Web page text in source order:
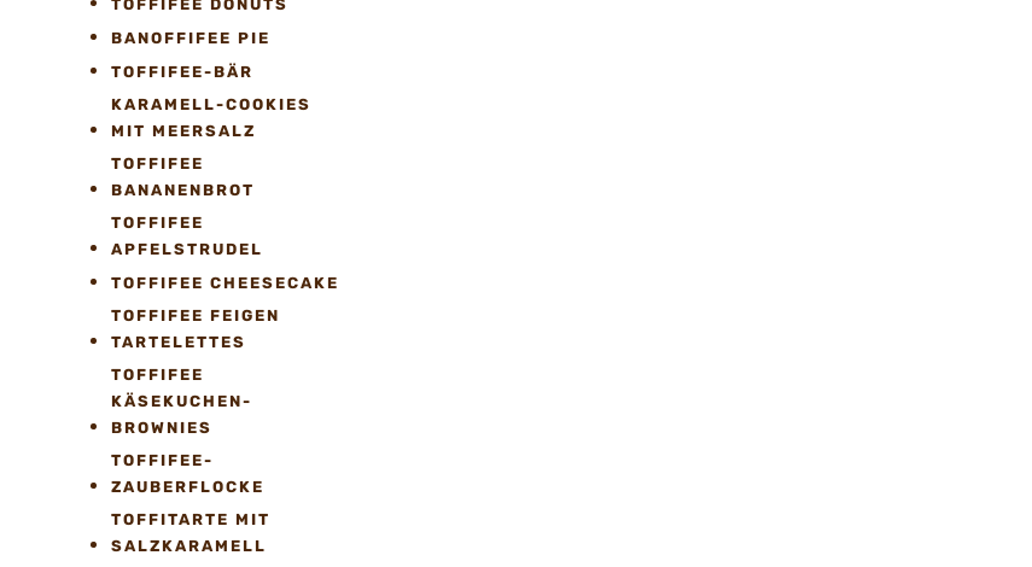
TOFFIFEE DONUTS
BANOFFIFEE PIE
TOFFIFEE-BÄR
KARAMELL-COOKIES
MIT MEERSALZ
TOFFIFEE
BANANENBROT
TOFFIFEE
APFELSTRUDEL
TOFFIFEE CHEESECAKE
TOFFIFEE FEIGEN
TARTELETTES
TOFFIFEE
KÄSEKUCHEN-
BROWNIES
TOFFIFEE-
ZAUBERFLOCKE
TOFFITARTE MIT
SALZKARAMELL